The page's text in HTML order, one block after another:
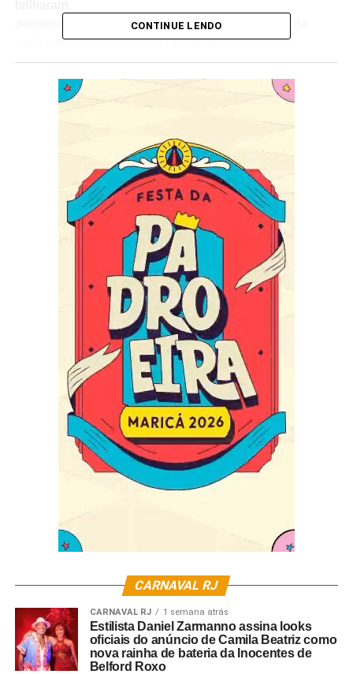
demonstrando o comprometimento e a dedicação de
cada integrante. Os casais de mestre-sala e porta-
bandeira foram magníficos em suas apresentações.
As quatro parcerias de compositores trouxeram sambas-
enredo emocionantes, que enalteceram a história e a
cultura da comunidade do Jacarezinho. As letras, repletas
de poesia e sentimento, conquistaram o público e os
jurados, que tiveram a difícil tarefa de escolher quais
seguiriam para a final.
O presidente da Unidos do Jacarezinho, agradeceu a
todos os envolvidos no evento e destacou a importância
da união e da paixão pelo samba. “Nossa escola é feita
de amor, de dedicação, e isso se reflete em cada
apresentação que vimos hoje. Estou muito orgulhoso de
nossa comunidade”,
afirmou Júnior.
A grande final promete ser ainda mais grandiosa, com as
quatro parcerias finalistas competindo pelo direito de ter
seu samba-enredo cantado no Carnaval do próximo ano.
A Unidos do Jacarezinho mostra que está mais forte do
que nunca e pronta para encantar a todos com seu
Confira as parcerias que seguem para a final:
Marcelo Durinho e Parceria
Junior Miranda e Parceria
Mauro de Paula e Parceria
Araguaci e Parceria
CONTINUE LENDO
CARNAVAL RJ
CARNAVAL RJ 1 semana atrás
Estilista Daniel Zarmanno assina looks
oficiais do anúncio de Camila Beatriz como
nova rainha de bateria da Inocentes de
Belford Roxo